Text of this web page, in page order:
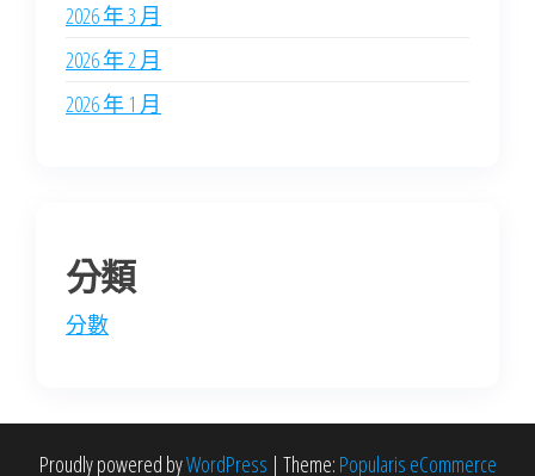
2026 年 3 月
2026 年 2 月
2026 年 1 月
分類
分數
Proudly powered byWordPress | Theme: Popularis eCommerce